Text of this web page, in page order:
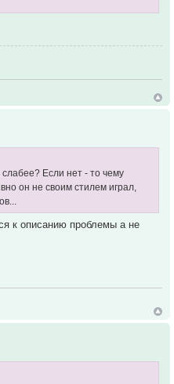
Если нет - то чему
он не своим стилем играл,
к описанию проблемы а не